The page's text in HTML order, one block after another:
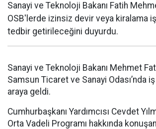
Sanayi ve Teknoloji Bakanı Fatih
OSB'lerde izinsiz devir veya kiralama
tedbir getirileceğini duyurdu.
Sanayi ve Teknoloji Bakanı Mehmet
Samsun Ticaret ve Sanayi Odası’nda
araya geldi.
Cumhurbaşkanı Yardımcısı Cevdet
Orta Vadeli Programı hakkında